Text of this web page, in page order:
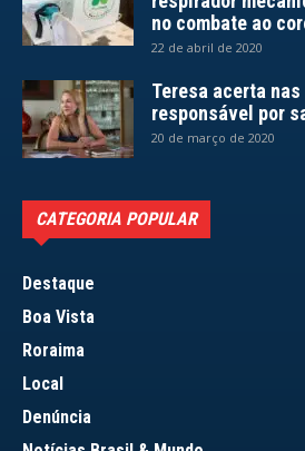
no combate ao
22 de abril de 2020
Teresa acerta
responsável por
20 de março de 2020
CATEGORIA POPULAR
Destaque
Boa Vista
Roraima
Local
Denúncia